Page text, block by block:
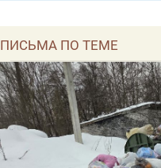
ПИСЬМА ПО ТЕМЕ